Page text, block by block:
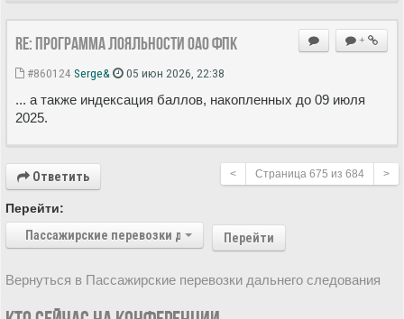
+
Re: Программа лояльности ОАО ФПК
#860124 Serge& 05 июн 2026, 22:38
... а также индексация баллов, накопленных до 09 июля
2025.
Ответить < Страница 675 из 684 >
Перейти:
Пассажирские перевозки дальнего следования
Перейти
Вернуться в Пассажирские перевозки дальнего следования